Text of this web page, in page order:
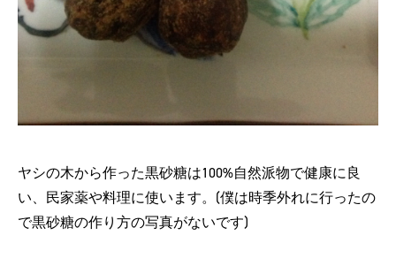
ヤシの木から作った黒砂糖は100%自然派物で健康に良
い、民家薬や料理に使います。(僕は時季外れに行ったの
で黒砂糖の作り方の写真がないです)